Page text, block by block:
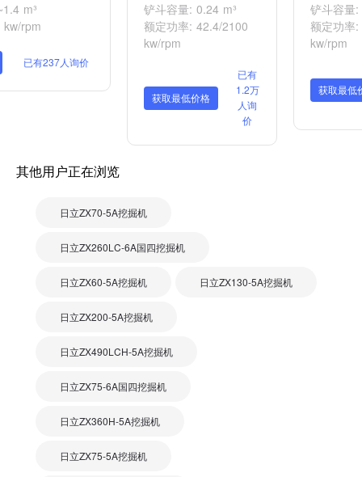
m³
rpm
已有237人询价
铲斗容量: 0.24 m³
额定功率: 42.4/2100
kw/rpm
获取最低价格
已有
1.2万
人询
价
铲斗容量
额定功率
kw/rpm
获取最低
其他用户正在浏览
日立ZX70-5A挖掘机
日立ZX260LC-6A国四挖掘机
日立ZX60-5A挖掘机 日立ZX130-5A挖掘机
日立ZX200-5A挖掘机
日立ZX490LCH-5A挖掘机
日立ZX75-6A国四挖掘机
日立ZX360H-5A挖掘机
日立ZX75-5A挖掘机